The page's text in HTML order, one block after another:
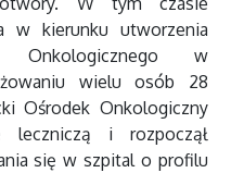
w kierunku utworzenia
Onkologicznego w
wielu osób 28
Ośrodek Onkologiczny
leczniczą i rozpoczął
się w szpital o profilu